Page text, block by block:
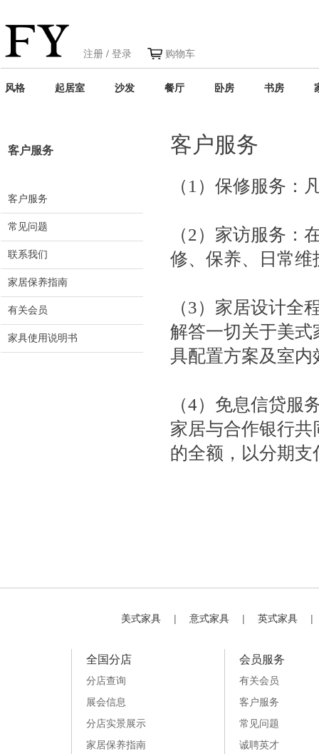
注册 / 登录 购物车
风格 起居室 沙发 餐厅 卧房 书房
客户服务
（1）保修服务：
（2）家访服务：
修、保养、日常
（3）家居设计全
解答一切关于美
具配置方案及室内
（4）免息信贷服
家居与合作银行共
的全额，以分期
客户服务
客户服务
常见问题
联系我们
家居保养指南
有关会员
家具使用说明书
美式家具 | 意式家具 | 英式家具 |
全国分店
分店查询
展会信息
分店实景展示
家居保养指南
会员服务
有关会员
客户服务
常见问题
诚聘英才